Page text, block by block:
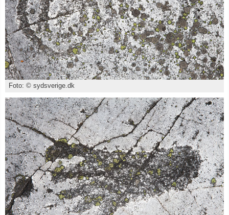
Foto: © sydsverige.dk